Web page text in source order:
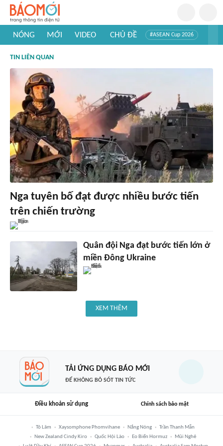
NÓNG MỚI VIDEO CHỦ ĐỀ #ASEAN Cup 2026
#Khám phá thế giới
TIN LIÊN QUAN
Nga tuyên bố đạt được nhiều bước tiến
trên chiến trường
Quân đội Nga đạt bước tiến lớn ở
miền Đông Ukraine
XEM THÊM
TẢI ỨNG DỤNG BÁO MỚI
ĐỂ KHÔNG BỎ SÓT TIN TỨC
Điều khoản sử dụng Chính sách bảo mật
Tô Lâm Xaysomphone Phomvihane Nắng Nóng
Trần Thanh Mẫn
New Zealand Cindy Kiro
Quốc Hội Lào Eo Biển Hormuz
Mũi Nghê